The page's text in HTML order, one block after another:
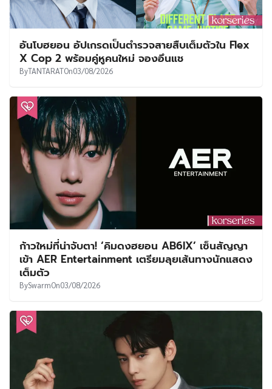
อันโบฮยอน อัปเกรดเป็นตำรวจสายสืบเต็มตัวใน Flex
X Cop 2 พร้อมคู่หูคนใหม่ จองอึนแช
ByTANTARATOn03/08/2026
ก้าวใหม่ที่น่าจับตา! ‘คิมดงฮยอน AB6IX’ เซ็นสัญญา
เข้า AER Entertainment เตรียมลุยเส้นทางนักแสดง
เต็มตัว
BySwarmOn03/08/2026